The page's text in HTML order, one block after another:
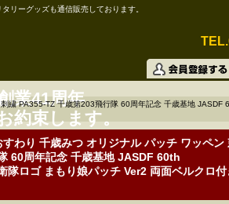
リーグッズも通信販売しております。
業41周年
約束します。
繍 PA355-TZ 千歳第203飛行隊 60周年記念 千歳基地 JASDF
わり 千歳みつ オリジナル パッチ ワッペン
60周年記念 千歳基地 JASDF 60th
隊ロゴ まもり娘パッチ Ver2 両面ベルクロ付